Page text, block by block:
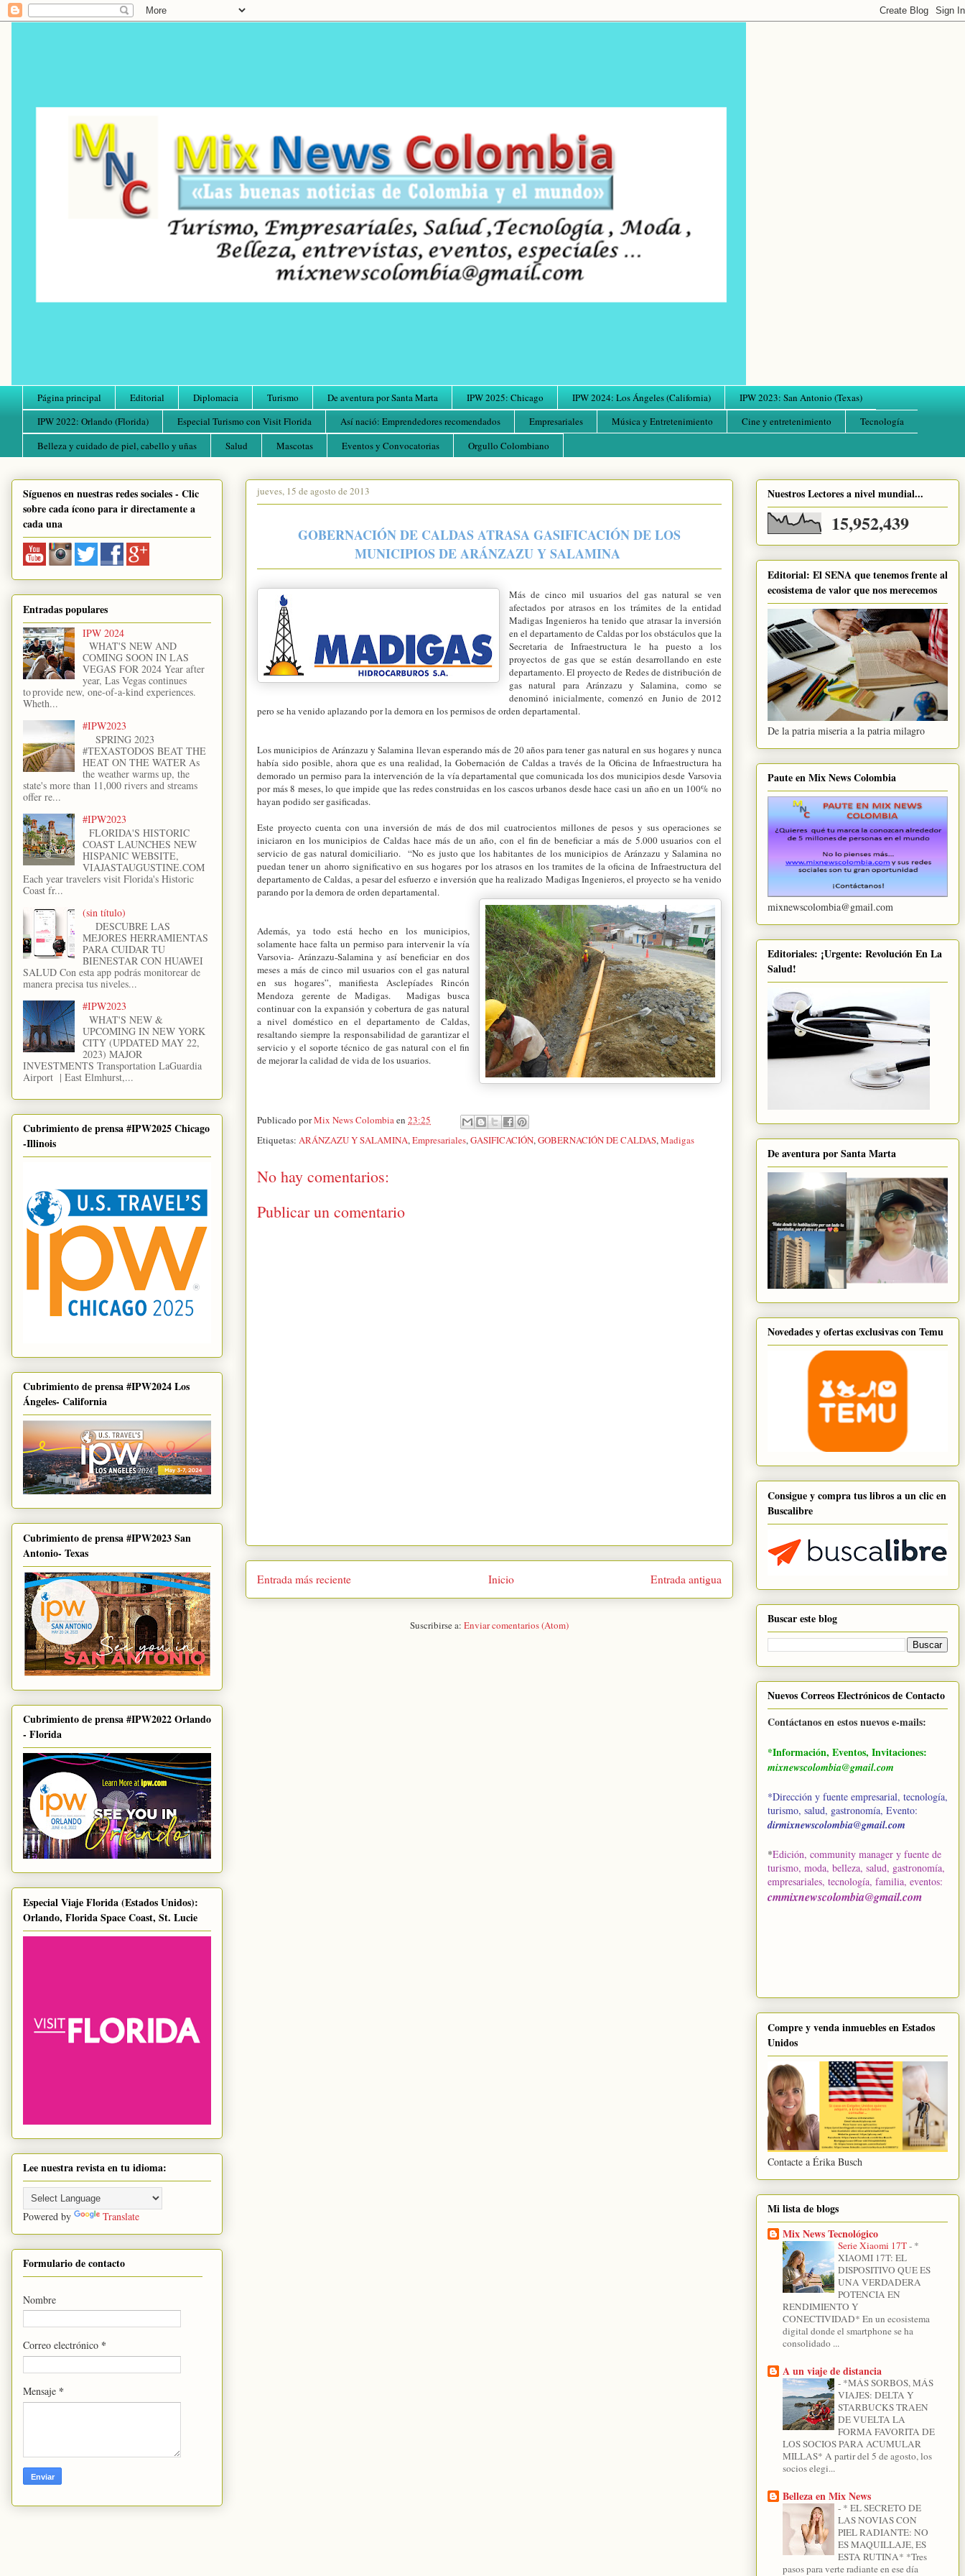
Página principal Editorial Diplomacia Turismo De aventura por Santa Marta IPW 2025: Chicago IPW 2024: Los Ángeles (California)
IPW 2023: San Antonio (Texas)
IPW 2022: Orlando (Florida)
Especial Turismo con Visit Florida Así nació: Emprendedores recomendados Empresariales Música y Entretenimiento Cine y entretenimiento
Tecnología
Belleza y cuidado de piel, cabello y uñas
Salud Mascotas Eventos y Convocatorias Orgullo Colombiano
jueves, 15 de agosto de 2013
GOBERNACIÓN DE CALDAS ATRASA GASIFICACIÓN DE LOS
MUNICIPIOS DE ARÁNZAZU Y SALAMINA
Más de cinco mil usuarios del gas natural se ven
afectados por atrasos en los trámites de la entidad
Madigas Ingenieros ha tenido que atrasar la inversión
en el departamento de Caldas por los obstáculos que la
Secretaria de Infraestructura le ha puesto a los
proyectos de gas que se están desarrollando en este
departamento. El proyecto de Redes de distribución de
gas natural para Aránzazu y Salamina, como se
denominó inicialmente, comenzó en Junio de 2012
pero se ha venido aplazando por la demora en los permisos de orden departamental.
Los municipios de Aránzazu y Salamina llevan esperando más de 20 años para tener gas natural en sus hogares y nunca
había sido posible, ahora que es una realidad, la Gobernación de Caldas a través de la Oficina de Infraestructura ha
demorado un permiso para la intervención de la vía departamental que comunicada los dos municipios desde Varsovia
por más 8 meses, lo que impide que las redes construidas en los cascos urbanos desde hace casi un año en un 100% no
hayan podido ser gasificadas.
Este proyecto cuenta con una inversión de más de dos mil cuatrocientos millones de pesos y sus operaciones se
iniciaron en los municipios de Caldas hace más de un año, con el fin de beneficiar a más de 5.000 usuarios con el
servicio de gas natural domiciliario. “No es justo que los habitantes de los municipios de Aránzazu y Salamina no
puedan tener un ahorro significativo en sus hogares por los atrasos en los tramites de la oficina de Infraestructura del
departamento de Caldas, a pesar del esfuerzo e inversión que ha realizado Madigas Ingenieros, el proyecto se ha venido
parando por la demora de orden departamental.
Además, ya todo está hecho en los municipios,
solamente hace falta un permiso para intervenir la vía
Varsovia- Aránzazu-Salamina y así beneficiar en dos
meses a más de cinco mil usuarios con el gas natural
en sus hogares”, manifiesta Asclepíades Rincón
Mendoza gerente de Madigas. Madigas busca
continuar con la expansión y cobertura de gas natural
a nivel doméstico en el departamento de Caldas,
resaltando siempre la responsabilidad de garantizar el
servicio y el soporte técnico de gas natural con el fin
de mejorar la calidad de vida de los usuarios.
Publicado porMix News Colombiaen 23:25
Etiquetas: ARÁNZAZU Y SALAMINA,Empresariales,GASIFICACIÓN,GOBERNACIÓN DE CALDAS,Madigas
No hay comentarios:
Publicar un comentario
Entrada más reciente Entrada antigua
Inicio
Suscribirse a: Enviar comentarios (Atom)
Síguenos en nuestras redes sociales - Clic
sobre cada ícono para ir directamente a
cada una
Entradas populares
IPW 2024
WHAT'S NEW AND
COMING SOON IN LAS
VEGAS FOR 2024 Year after
year, Las Vegas continues
to provide new, one-of-a-kind experiences.
Wheth...
#IPW2023
SPRING 2023
#TEXASTODOS BEAT THE
HEAT ON THE WATER As
the weather warms up, the
state's more than 11,000 rivers and streams
offer re...
#IPW2023
FLORIDA'S HISTORIC
COAST LAUNCHES NEW
HISPANIC WEBSITE,
VIAJASTAUGUSTINE.COM
Each year travelers visit Florida's Historic
Coast fr...
(sin título)
DESCUBRE LAS
MEJORES HERRAMIENTAS
PARA CUIDAR TU
BIENESTAR CON HUAWEI
SALUD Con esta app podrás monitorear de
manera precisa tus niveles...
#IPW2023
WHAT'S NEW &
UPCOMING IN NEW YORK
CITY (UPDATED MAY 22,
2023) MAJOR
INVESTMENTS Transportation LaGuardia
Airport | East Elmhurst,...
Cubrimiento de prensa #IPW2025 Chicago
-Illinois
Cubrimiento de prensa #IPW2024 Los
Ángeles- California
Cubrimiento de prensa #IPW2023 San
Antonio- Texas
Cubrimiento de prensa #IPW2022 Orlando
- Florida
Especial Viaje Florida (Estados Unidos):
Orlando, Florida Space Coast, St. Lucie
Lee nuestra revista en tu idioma:
Powered by Translate
Formulario de contacto
Nombre
Correo electrónico *
Mensaje *
Nuestros Lectores a nivel mundial...
15,952,439
Editorial: El SENA que tenemos frente al
ecosistema de valor que nos merecemos
De la patria miseria a la patria milagro
Paute en Mix News Colombia
mixnewscolombia@gmail.com
Editoriales: ¡Urgente: Revolución En La
Salud!
De aventura por Santa Marta
Novedades y ofertas exclusivas con Temu
Consigue y compra tus libros a un clic en
Buscalibre
Buscar este blog
Nuevos Correos Electrónicos de Contacto
Contáctanos en estos nuevos e-mails:
*Información, Eventos, Invitaciones:
mixnewscolombia@gmail.com
*Dirección y fuente empresarial, tecnología,
turismo, salud, gastronomía, Evento:
dirmixnewscolombia@gmail.com
*Edición, community manager y fuente de
turismo, moda, belleza, salud, gastronomía,
empresariales, tecnología, familia, eventos:
cmmixnewscolombia@gmail.com
Compre y venda inmuebles en Estados
Unidos
Contacte a Érika Busch
Mi lista de blogs
Mix News Tecnológico
Serie Xiaomi 17T- *
XIAOMI 17T: EL
DISPOSITIVO QUE ES
UNA VERDADERA
POTENCIA EN
RENDIMIENTO Y
CONECTIVIDAD* En un ecosistema
digital donde el smartphone se ha
consolidado ...
A un viaje de distancia
- *MÁS SORBOS, MÁS
VIAJES: DELTA Y
STARBUCKS TRAEN
DE VUELTA LA
FORMA FAVORITA DE
LOS SOCIOS PARA ACUMULAR
MILLAS* A partir del 5 de agosto, los
socios elegi...
Belleza en Mix News
- * EL SECRETO DE
LAS NOVIAS CON
PIEL RADIANTE: NO
ES MAQUILLAJE, ES
ESTA RUTINA* *Tres
pasos para verte radiante en ese día